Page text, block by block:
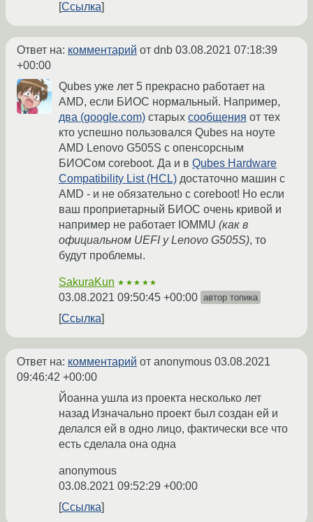
Ссылка
Ответ на: комментарий от dnb 03.08.2021 07:18:39
+00:00
Qubes уже лет 5 прекрасно работает на
AMD, если БИОС нормальный. Например,
два (google.com) старых сообщения от тех
кто успешно пользовался Qubes на ноуте
AMD Lenovo G505S с опенсорсным
БИОСом coreboot. Да и в Qubes Hardware
Compatibility List (HCL) достаточно машин с
AMD - и не обязательно с coreboot! Но если
ваш проприетарный БИОС очень кривой и
например не работает IOMMU (как в
официальном UEFI у Lenovo G505S), то
будут проблемы.
SakuraKun ★★★★★
03.08.2021 09:50:45 +00:00 автор топика
Ссылка
Ответ на: комментарий от anonymous 03.08.2021
09:46:42 +00:00
Йоанна ушла из проекта несколько лет
назад Изначально проект был создан ей и
делался ей в одно лицо, фактически все что
есть сделала она одна
anonymous
03.08.2021 09:52:29 +00:00
Ссылка